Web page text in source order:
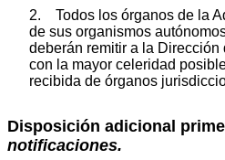
2. Todos los órganos de la
de sus organismos
deberán remitir a la
con la mayor celeridad
recibida de órganos
Disposición adicional
notificaciones.